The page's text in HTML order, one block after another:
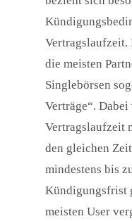
Vertragslaufzeit.
die meisten
Singlebörsen
Verträge“.
Vertragslaufzeit
den gleichen
mindestens bis
Kündigungsfrist
meisten User